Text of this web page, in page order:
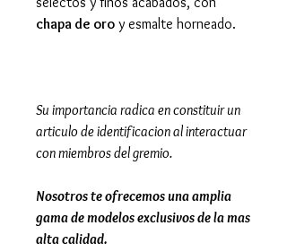
chapa de oro y esmalte horneado.
Su importancia radica en constituir un
articulo de identificacion al interactuar
con miembros del gremio.
Nosotros te ofrecemos una amplia
gama de modelos exclusivos de la mas
alta calidad.